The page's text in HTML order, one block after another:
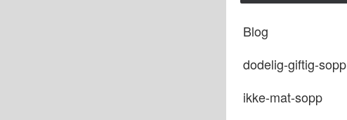
Blog
dodelig-giftig-sopp
ikke-mat-sopp